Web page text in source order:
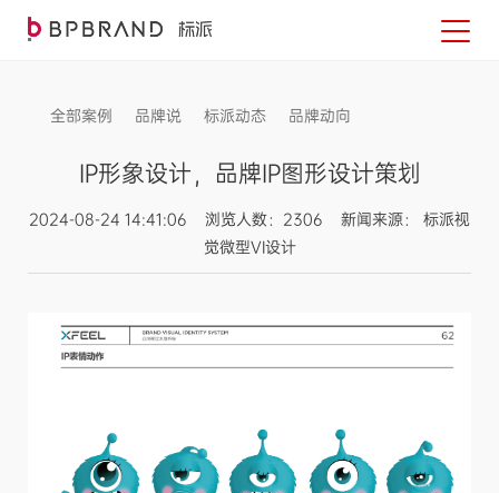
全部案例 品牌说 标派动态 品牌动向
IP形象设计，品牌IP图形设计策划
2024-08-24 14:41:06 浏览人数：2306 新闻来源： 标派视
觉微型VI设计